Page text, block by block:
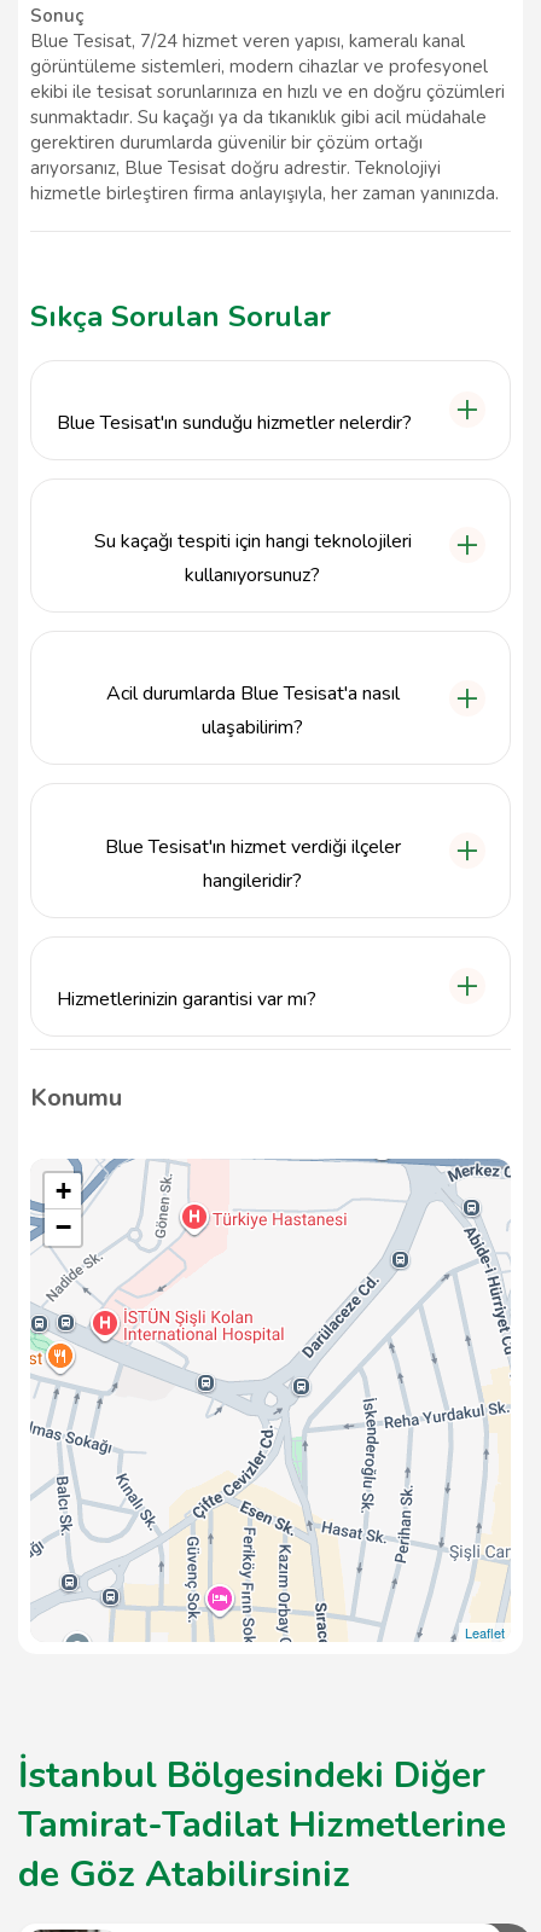
Sonuç
Blue Tesisat, 7/24 hizmet veren yapısı, kameralı kanal
görüntüleme sistemleri, modern cihazlar ve profesyonel
ekibi ile tesisat sorunlarınıza en hızlı ve en doğru çözümleri
sunmaktadır. Su kaçağı ya da tıkanıklık gibi acil müdahale
gerektiren durumlarda güvenilir bir çözüm ortağı
arıyorsanız, Blue Tesisat doğru adrestir. Teknolojiyi
hizmetle birleştiren firma anlayışıyla, her zaman yanınızda.
Sıkça Sorulan Sorular
Blue Tesisat'ın sunduğu hizmetler nelerdir?
hızlı ve nokta atışı tespitini sağlamaktadır.
Su kaçağı tespiti için hangi teknolojileri
kullanıyorsunuz?
sorunları hızlıca belirlemekte ve çözüm sürecini
Acil durumlarda Blue Tesisat'a nasıl
ulaşabilirim?
Blue Tesisat'ın hizmet verdiği ilçeler
hangileridir?
Hizmetlerinizin garantisi var mı?
Blue Tesisat, sunduğu tüm hizmetlerde müşteri
işlemlere garanti sunmaktadır. Sorunlarınızın kalıcı
Konumu
+
−
Leaflet
İstanbul Bölgesindeki Diğer
Tamirat-Tadilat Hizmetlerine
de Göz Atabilirsiniz